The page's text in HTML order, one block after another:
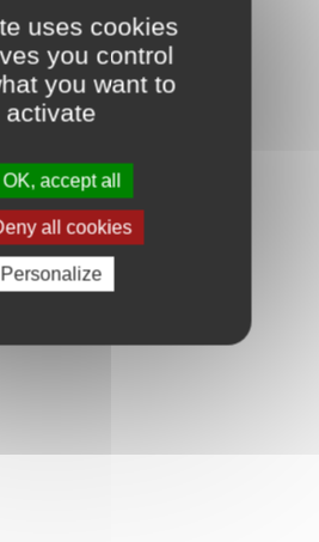
uses cookies
you control
you want to
activate
OK, accept all
all cookies
Personalize
? Je crée mon compte